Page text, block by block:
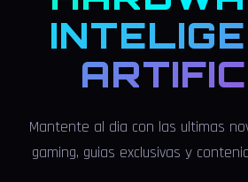
Mantente al dia con las ultimas
gaming, guias exclusivas y